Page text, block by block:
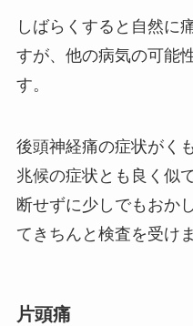
しばらくすると自然に
すが、他の病気の可能
す。
後頭神経痛の症状がく
兆候の症状とも良く似
断せずに少しでもおか
てきちんと検査を受け
片頭痛